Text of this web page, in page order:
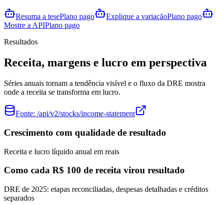
Resuma a tesePlano pago Explique a variaçãoPlano pago
Mostre a APIPlano pago
Resultados
Receita, margens e lucro em perspectiva
Séries anuais tornam a tendência visível e o fluxo da DRE mostra
onde a receita se transforma em lucro.
Fonte: /api/v2/stocks/income-statement
Crescimento com qualidade de resultado
Receita e lucro líquido anual em reais
Como cada R$ 100 de receita virou resultado
DRE de 2025: etapas reconciliadas, despesas detalhadas e créditos
separados